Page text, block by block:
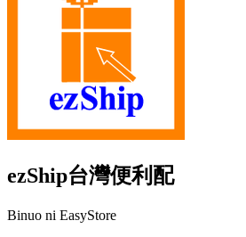
ezShip台灣便利配
Binuo ni EasyStore